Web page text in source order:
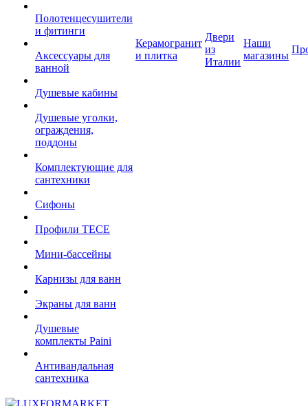
Полотенцесушители
и фитинги
Аксессуары для
ванной
Душевые кабины
Душевые уголки,
ограждения,
поддоны
Комплектующие для
сантехники
Сифоны
Профили TECE
Мини-бассейны
Карнизы для ванн
Экраны для ванн
Душевые
комплекты Paini
Антивандальная
сантехника
Керамогранит
и плитка
Двери
из
Италии
Наши
магазины